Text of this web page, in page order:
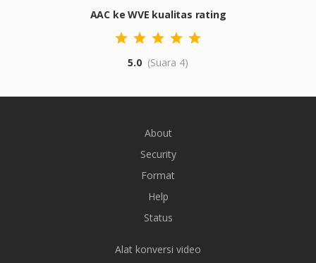
AAC ke WVE kualitas rating
5.0 (Suara 4)
About
Security
Format
Help
Status
Alat konversi video